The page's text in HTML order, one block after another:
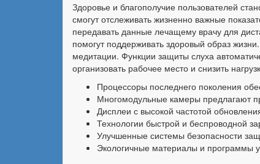
Здоровье и благополучие пользователей
смогут отслеживать жизненно важные
передавать данные лечащему врачу для
помогут поддерживать здоровый образ
медитации. Функции защиты слуха
организовать рабочее место и снизить
Процессоры последнего поколения
Многомодульные камеры предлагают
Дисплеи с высокой частотой
Технологии быстрой и беспроводной
Улучшенные системы безопасности
Экологичные материалы и программы